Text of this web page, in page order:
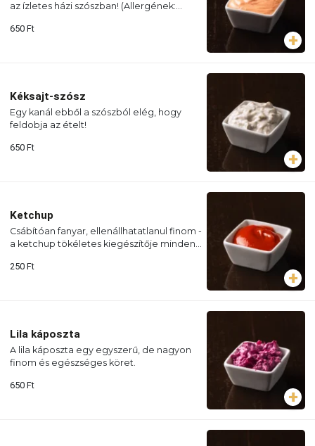
az ízletes házi szószban! (Allergének:
650 Ft
Kéksajt-szósz
Egy kanál ebből a szószból elég, hogy
feldobja az ételt!
650 Ft
Ketchup
Csábítóan fanyar, ellenállhatatlanul finom -
a ketchup tökéletes kiegészítője minden
250 Ft
Lila káposzta
A lila káposzta egy egyszerű, de nagyon
finom és egészséges köret.
650 Ft